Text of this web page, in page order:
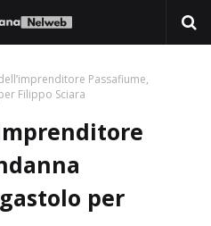
Passafiume,
Filippo Sciara
per